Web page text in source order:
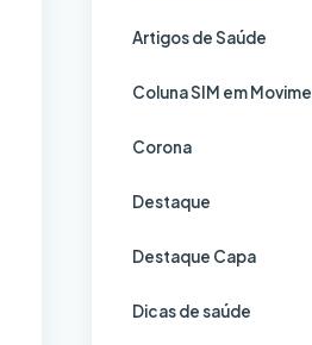
Artigos de Saúde
Coluna SIM em
Corona
Destaque
Destaque Capa
Dicas de saúde